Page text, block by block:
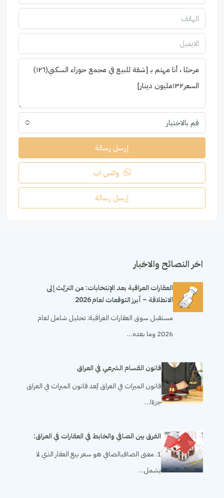
قم بالاختيار
إرسل رسالة
واتس اب
إرسل رسالة
اخر النصائح والاخبار
العقارات العراقية بعد الإنتخابات: من التريّث إلى
الانطلاقة – أبرز التوقعات لعام 2026
مستقبل سوق العقارات العراقية: تحليل شامل لعام
2026 وما بعده…
قانون القسام الشرعي في العراق
قانون الميراث في العراق يُعد قانون الميراث في العراق
جزءًا…
الفرق بين الصافي والخابط في العقارات في العراق:
1. معنى الصافيالصافي هو سعر بيع العقار الذي لا
يشمل…